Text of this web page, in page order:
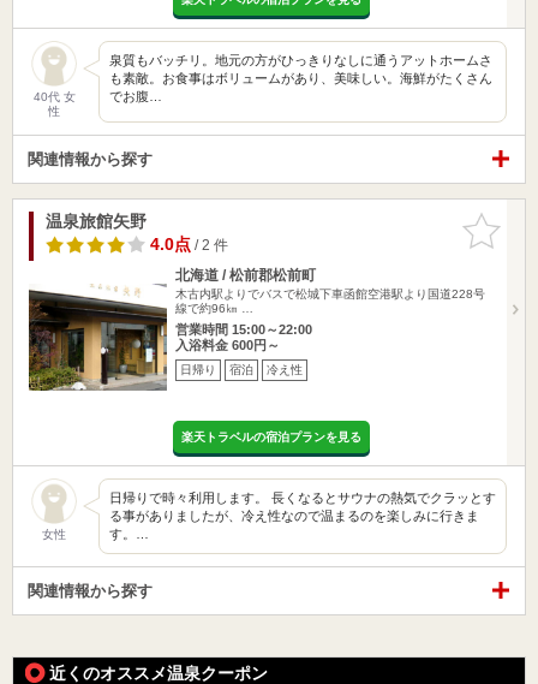
40代 女
性
泉質もバッチリ。地元の方がひっきりなしに通うアットホームさ
も素敵。お食事はボリュームがあり、美味しい。海鮮がたくさん
でお腹…
関連情報から探す
お気に入
りに追加
温泉旅館矢野
4.0点/ 2 件
北海道 / 松前郡松前町
木古内駅よりでバスで松城下車函館空港駅より国道228号
線で約96㎞ …
営業時間 15:00～22:00
入浴料金 600円～
日帰り 宿泊 冷え性
楽天トラベルの宿泊プランを見る
女性
日帰りで時々利用します。 長くなるとサウナの熱気でクラッとす
る事がありましたが、冷え性なので温まるのを楽しみに行きま
す。…
関連情報から探す
近くのオススメ温泉クーポン